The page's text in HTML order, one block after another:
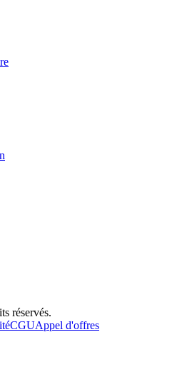
réservés.
CGUAppel d'offres